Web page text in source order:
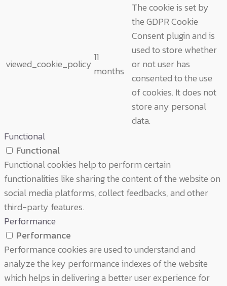
viewed_cookie_policy
11
months
The cookie is set by
the GDPR Cookie
Consent plugin and is
used to store whether
or not user has
consented to the use
of cookies. It does not
store any personal
data.
Functional
Functional
Functional cookies help to perform certain
functionalities like sharing the content of the website on
social media platforms, collect feedbacks, and other
third-party features.
Performance
Performance
Performance cookies are used to understand and
analyze the key performance indexes of the website
which helps in delivering a better user experience for